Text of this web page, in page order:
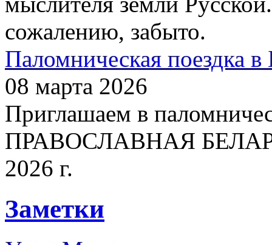
сожалению, забыто.
Паломническая поездка в
08 марта 2026
Приглашаем в
ПРАВОСЛАВНАЯ
2026 г.
Заметки